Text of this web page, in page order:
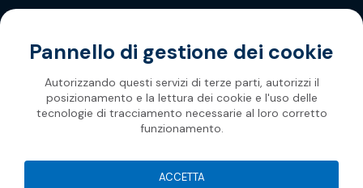
Privacy Policy
Soprema 2026
Pannello di gestione dei cookie
Autorizzando questi servizi di terze parti, autorizzi il
posizionamento e la lettura dei cookie e l'uso delle
tecnologie di tracciamento necessarie al loro corretto
funzionamento.
ACCETTA